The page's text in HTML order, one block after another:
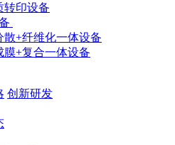
转印设备
散+纤维化一体设备
膜+复合一体设备
创新研发